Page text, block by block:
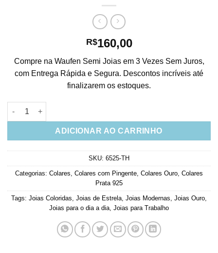
R$160,00
Compre na Waufen Semi Joias em 3 Vezes Sem Juros,
com Entrega Rápida e Segura. Descontos incríveis até
finalizarem os estoques.
Colar De Prata 925 Estrela Moderna Rainbow Colorida Banho
ADICIONAR AO CARRINHO
SKU: 6525-TH
Categorias: Colares Colares com Pingente Colares Ouro Colares
Prata 925
Tags: Joias Coloridas Joias de Estrela Joias Modernas Joias Ouro
Joias para o dia a dia Joias para Trabalho